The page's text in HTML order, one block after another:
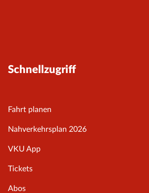
Schnellzugriff
Fahrt planen
Nahverkehrsplan 2026
VKU App
Tickets
Abos